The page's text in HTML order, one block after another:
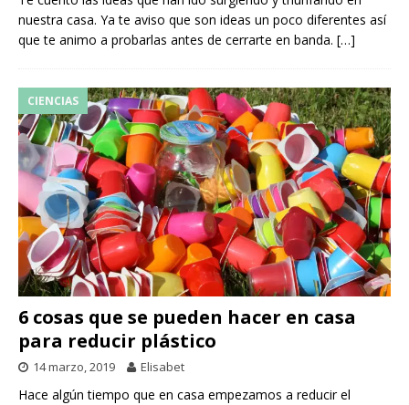
nuestra casa. Ya te aviso que son ideas un poco diferentes así
que te animo a probarlas antes de cerrarte en banda. […]
CIENCIAS
6 cosas que se pueden hacer en casa
para reducir plástico
14 marzo, 2019 Elisabet
Hace algún tiempo que en casa empezamos a reducir el